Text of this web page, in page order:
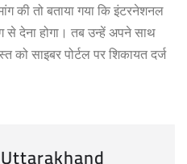
की तो बताया गया कि इंटरनेशनल
देना होगा। तब उन्हें अपने साथ
साइबर पोर्टल पर शिकायत दर्ज